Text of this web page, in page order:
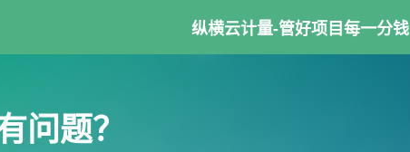
纵横云计量-管好项目每一分钱
问题？